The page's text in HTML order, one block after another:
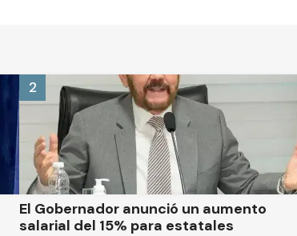
El Gobernador anunció un aumento
salarial del 15% para estatales
2